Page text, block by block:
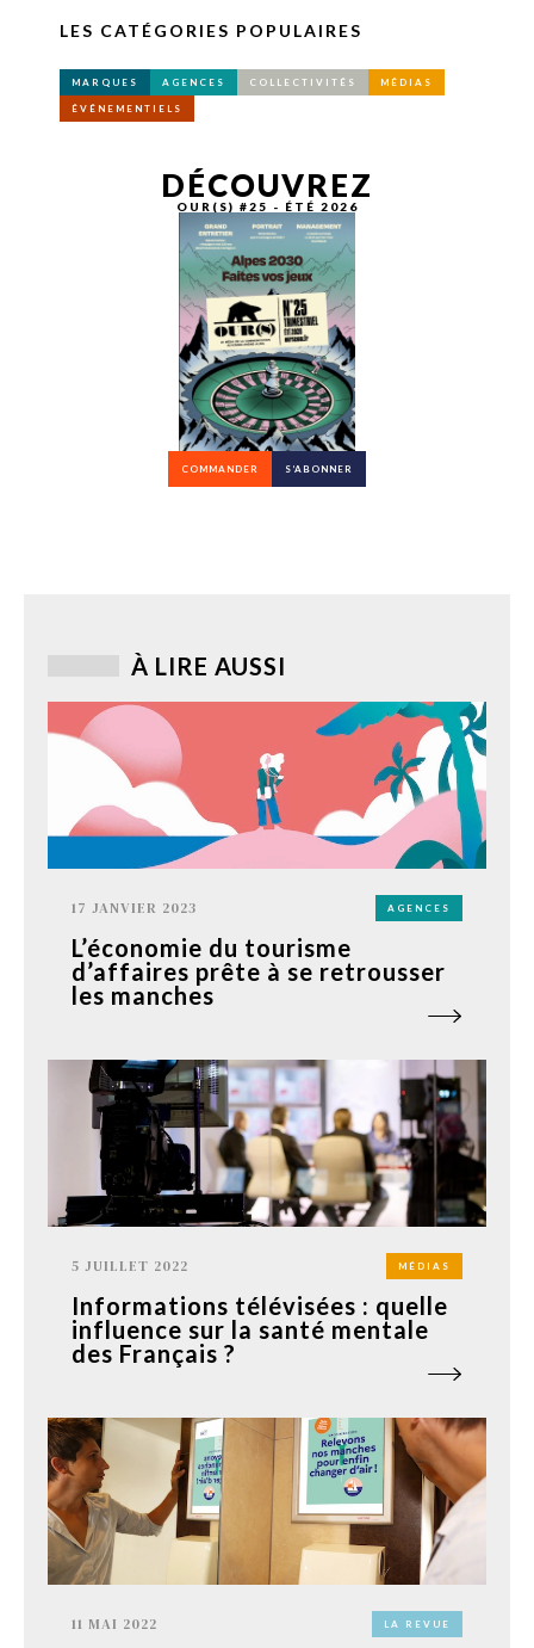
LES CATÉGORIES POPULAIRES
MARQUES AGENCES COLLECTIVITÉS MÉDIAS
ÉVÉNEMENTIELS
DÉCOUVREZ
OUR(S) #25 - ÉTÉ 2026
COMMANDER S’ABONNER
À LIRE AUSSI
17 JANVIER 2023 AGENCES
L’économie du tourisme
d’affaires prête à se retrousser
les manches
5 JUILLET 2022 MÉDIAS
Informations télévisées : quelle
influence sur la santé mentale
des Français ?
11 MAI 2022 LA REVUE